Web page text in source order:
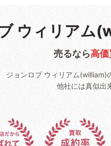
ウィリアム
売るなら高価
ジョンロブ ウィリアム(william)
他社には真似出